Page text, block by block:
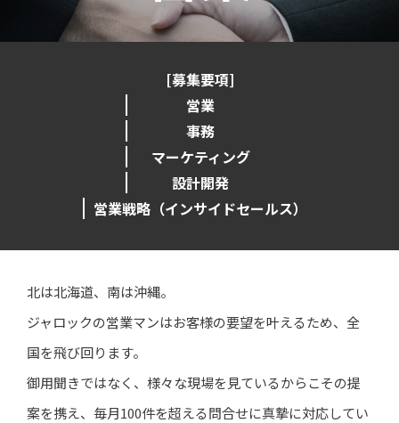
カタログダウンロード
[募集要項]
営業
事務
マーケティング
設計開発
営業戦略（インサイドセールス）
北は北海道、南は沖縄。
ジャロックの営業マンはお客様の要望を叶えるため、全
国を飛び回ります。
御用聞きではなく、様々な現場を見ているからこその提
案を携え、毎月100件を超える問合せに真摯に対応してい